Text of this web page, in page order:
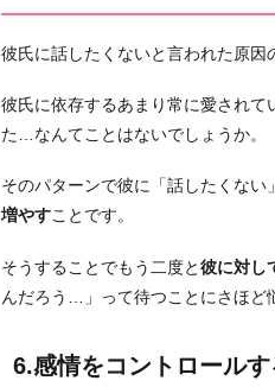
っ
て
ご
す
情
を
コ
ロ
彼氏に話したくないと言われた原因
彼氏に依存するあまり常に愛され
た…なんてことはないでしょうか。
そのパターンで彼に「話したくない
増やすことです。
そうすることでもう二度と彼に対し
んだろう…」って待つことにさほど
6.感情をコントロール